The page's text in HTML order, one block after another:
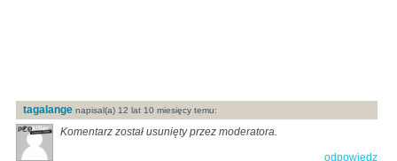
tagalange napisal(a) 12 lat 10 miesięcy temu:
Komentarz został usunięty przez moderatora.
odpowiedz